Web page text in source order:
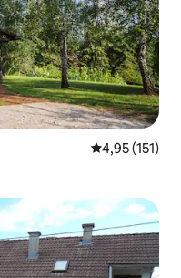
Середня
4,95 (151)